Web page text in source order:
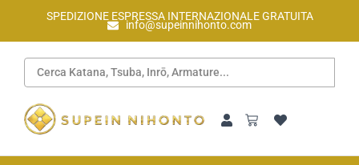
SPEDIZIONE ESPRESSA INTERNAZIONALE GRATUITA
info@supeinnihonto.com